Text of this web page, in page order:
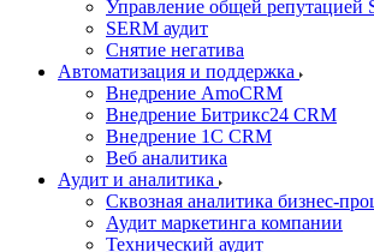
Управление общей репутацией
SERM аудит
Снятие негатива
Автоматизация и поддержка
Внедрение AmoCRM
Внедрение Битрикс24 CRM
Внедрение 1C CRM
Веб аналитика
Аудит и аналитика
Сквозная аналитика бизнес-
Аудит маркетинга компании
Технический аудит